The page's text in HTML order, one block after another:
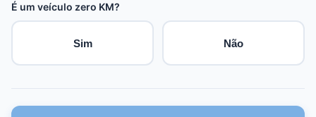
É um veículo zero KM?
Sim Não